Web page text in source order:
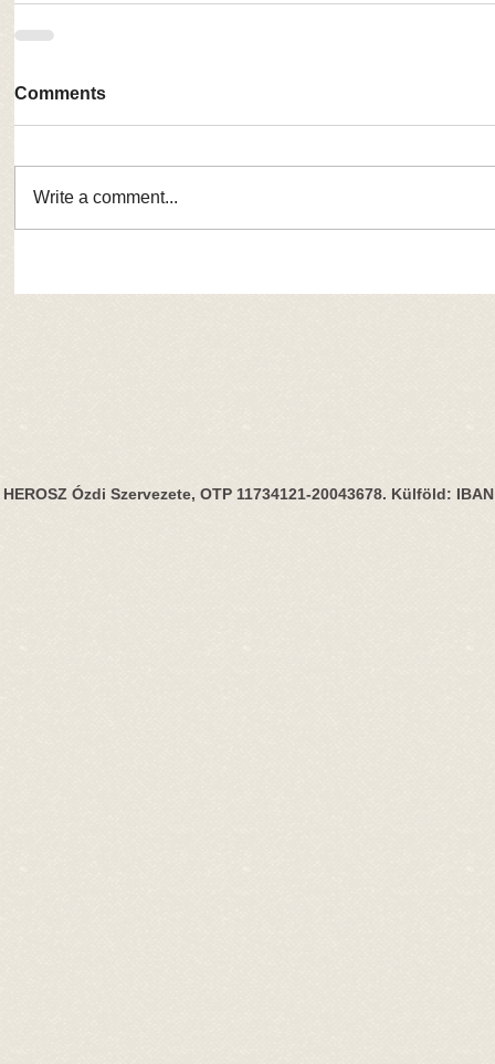
Comments
Write a comment...
HEROSZ Ózdi Szervezete, OTP 11734121-20043678. Külföld: